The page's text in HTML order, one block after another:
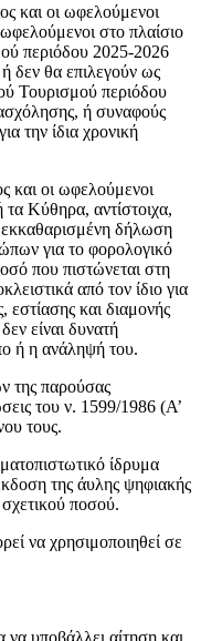
και οι ωφελούμενοι
στο πλαίσιο
περιόδου 2025-2026
δεν θα επιλεγούν ως
Τουρισμού περιόδου
ή συναφούς
την ίδια χρονική
και οι ωφελούμενοι
τα Κύθηρα, αντίστοιχα,
εκκαθαρισμένη δήλωση
για το φορολογικό
που πιστώνεται στη
από τον ίδιο για
και διαμονής
είναι δυνατή
ή η ανάληψή του.
της παρούσας
του ν. 1599/1986 (Α’
τους.
ίδρυμα
της άυλης ψηφιακής
ποσού.
να χρησιμοποιηθεί σε
να υποβάλλει αίτηση και